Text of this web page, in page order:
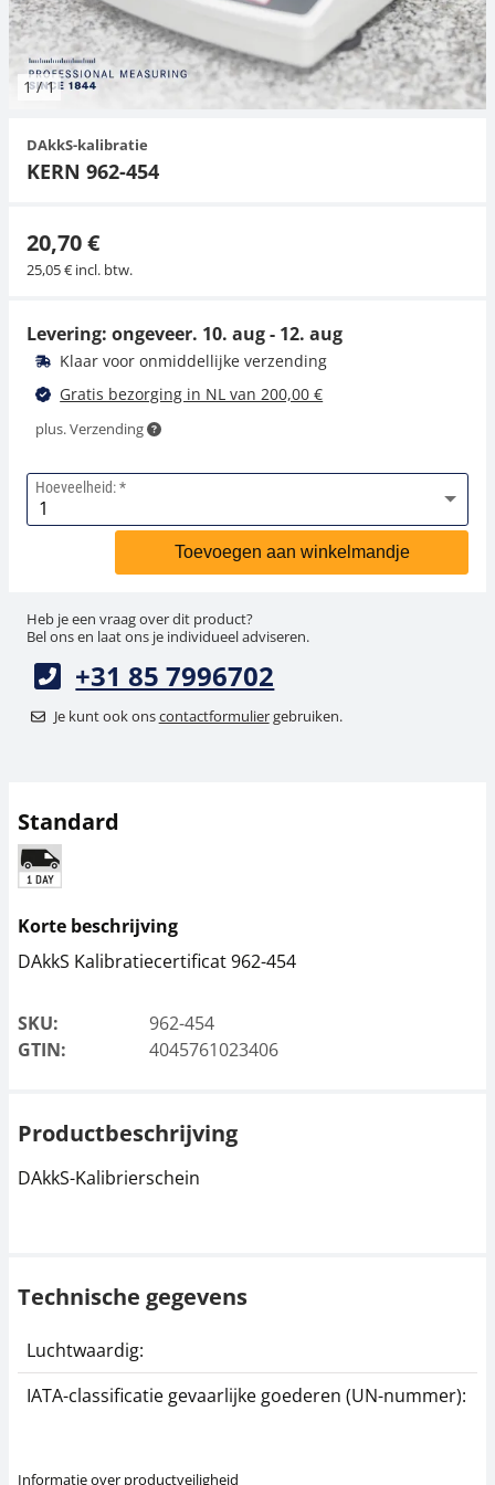
1/1
DAkkS-kalibratie
KERN 962-454
20,70 €
25,05 € incl. btw.
Levering: ongeveer. 10. aug - 12. aug
Klaar voor onmiddellijke verzending
Gratis bezorging in NL van 200,00 €
plus. Verzending
Hoeveelheid:
Toevoegen aan winkelmandje
Heb je een vraag over dit product?
Bel ons en laat ons je individueel adviseren.
+31 85 7996702
Je kunt ook onscontactformuliergebruiken.
Standard
Korte beschrijving
DAkkS Kalibratiecertificat 962-454
SKU:
962-454
GTIN:
4045761023406
Productbeschrijving
DAkkS-Kalibrierschein
Technische gegevens
Luchtwaardig:
IATA-classificatie gevaarlijke goederen (UN-nummer):
Informatie over productveiligheid
Hangende weegschalen
Orgelschalen
Spannings- en compressiebelastingcellen
Videomicroscopen
Toepassingen voor experts
Suiker
Newton-gewichten
Geluidsniveaumeter
Overig